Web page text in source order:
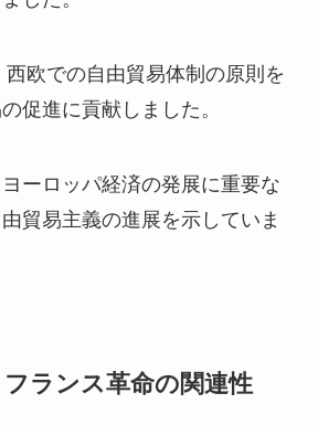
欧での自由貿易体制の原則を
促進に貢献しました。
ーロッパ経済の発展に重要な
貿易主義の進展を示していま
ランス革命の関連性